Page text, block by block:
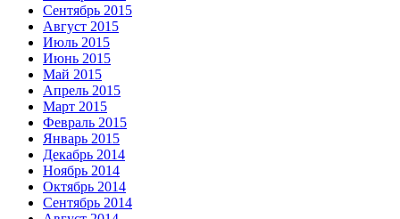
Сентябрь 2015
Август 2015
Июль 2015
Июнь 2015
Май 2015
Апрель 2015
Март 2015
Февраль 2015
Январь 2015
Декабрь 2014
Ноябрь 2014
Октябрь 2014
Сентябрь 2014